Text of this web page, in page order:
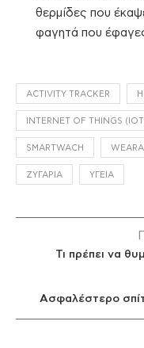
θερμίδες που
φαγητά που
ACTIVITY TRACKER
INTERNET OF THINGS
SMARTWACH
ΖΥΓΑΡΙΆ ΥΓΕΊΑ
Τι πρέπει να
Ασφαλέστερο